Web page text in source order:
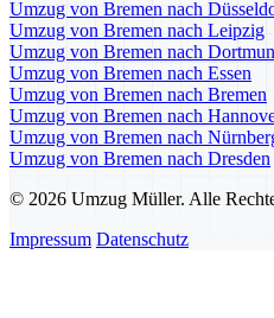
Umzug von Bremen nach
Umzug von Bremen nach Leipzig
Umzug von Bremen nach
Umzug von Bremen nach Essen
Umzug von Bremen nach Bremen
Umzug von Bremen nach
Umzug von Bremen nach
Umzug von Bremen nach Dresden
© 2026 Umzug Müller. Alle
Impressum Datenschutz